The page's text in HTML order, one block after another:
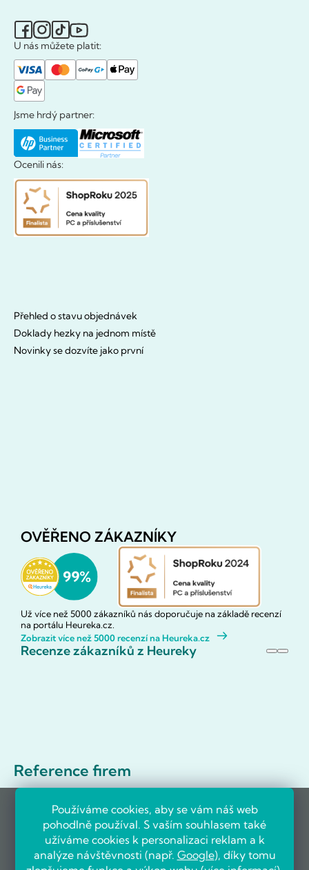
Používáme cookies, aby se vám náš web
pohodlně používal. S vaším souhlasem také
užíváme cookies k personalizaci reklam a k
analýze návštěvnosti (např. Google), díky tomu
U nás můžete platit:
Jsme hrdý partner:
Ocenili nás:
Přehled o stavu objednávek
Doklady hezky na jednom místě
Novinky se dozvíte jako první
OVĚŘENO ZÁKAZNÍKY
Už více než 5000 zákazníků nás doporučuje na základě recenzí
na portálu Heureka.cz.
Zobrazit více než 5000 recenzí na Heureka.cz
Recenze zákazníků z Heureky
Reference firem